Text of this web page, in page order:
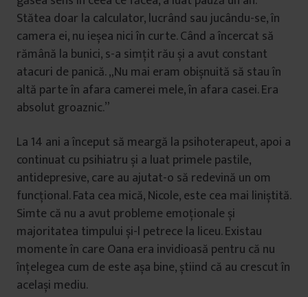
Stătea doar la calculator, lucrând sau jucându-se, în
camera ei, nu ieșea nici în curte. Când a încercat să
rămână la bunici, s-a simțit rău și a avut constant
atacuri de panică. „Nu mai eram obișnuită să stau în
altă parte în afara camerei mele, în afara casei. Era
absolut groaznic.”
La 14 ani a început să meargă la psihoterapeut, apoi a
continuat cu psihiatru și a luat primele pastile,
antidepresive, care au ajutat-o să redevină un om
funcțional. Fata cea mică, Nicole, este cea mai liniștită.
Simte că nu a avut probleme emoționale și
majoritatea timpului și-l petrece la liceu. Existau
momente în care Oana era invidioasă pentru că nu
înțelegea cum de este așa bine, știind că au crescut în
același mediu.